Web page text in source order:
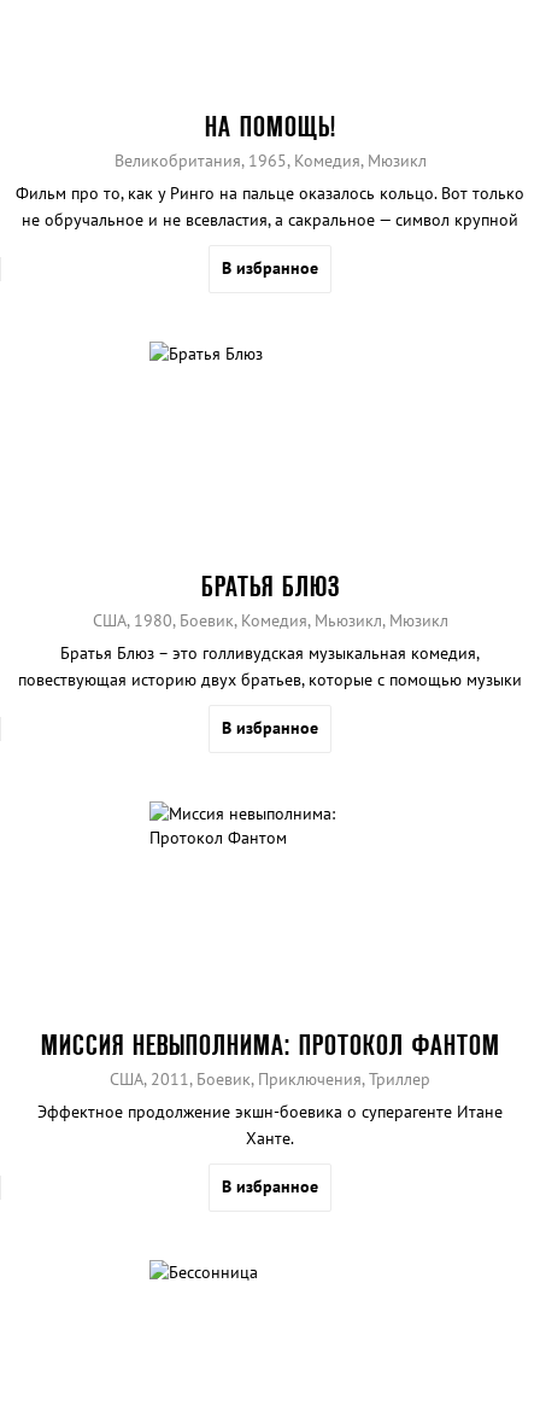
НА ПОМОЩЬ!
Великобритания, 1965, Комедия, Мюзикл
Фильм про то, как у Ринго на пальце оказалось кольцо. Вот только
не обручальное и не всевластия, а сакральное — символ крупной
В избранное
БРАТЬЯ БЛЮЗ
США, 1980, Боевик, Комедия, Мьюзикл, Мюзикл
Братья Блюз – это голливудская музыкальная комедия,
повествующая историю двух братьев, которые с помощью музыки
В избранное
МИССИЯ НЕВЫПОЛНИМА: ПРОТОКОЛ ФАНТОМ
США, 2011, Боевик, Приключения, Триллер
Эффектное продолжение экшн-боевика о суперагенте Итане
Ханте.
В избранное